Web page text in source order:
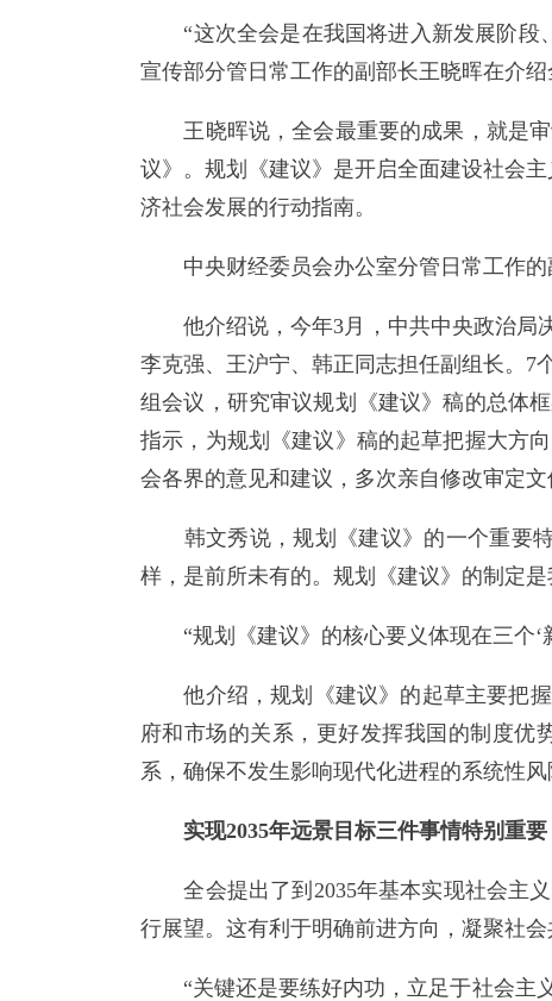
“这次全会是在我国将进入新发展阶段
宣传部分管日常工作的副部长王晓晖在介绍
王晓晖说，全会最重要的成果，就是审
议》。规划《建议》是开启全面建设社会
济社会发展的行动指南。
中央财经委员会办公室分管日常工作的
他介绍说，今年3月，中共中央政治局决
李克强、王沪宁、韩正同志担任副组长。7
组会议，研究审议规划《建议》稿的总体
指示，为规划《建议》稿的起草把握大方
会各界的意见和建议，多次亲自修改审定
韩文秀说，规划《建议》的一个重要特
样，是前所未有的。规划《建议》的制定
“规划《建议》的核心要义体现在三个‘
他介绍，规划《建议》的起草主要把握
府和市场的关系，更好发挥我国的制度优
系，确保不发生影响现代化进程的系统性
实现2035年远景目标三件事情特别重要
全会提出了到2035年基本实现社会主义
行展望。这有利于明确前进方向，凝聚社
“关键还是要练好内功，立足于社会主义